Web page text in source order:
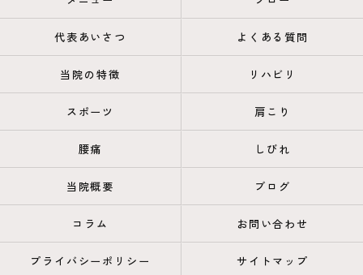
代表あいさつ よくある質問
当院の特徴 リハビリ
スポーツ 肩こり
腰痛 しびれ
当院概要 ブログ
コラム お問い合わせ
プライバシーポリシー サイトマップ